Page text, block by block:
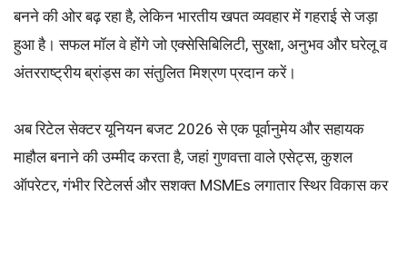
बनने की ओर बढ़ रहा है, लेकिन भारतीय खपत व्यवहार में गहराई से जड़ा
हुआ है। सफल मॉल वे होंगे जो एक्सेसिबिलिटी, सुरक्षा, अनुभव और घरेलू व
अंतरराष्ट्रीय ब्रांड्स का संतुलित मिश्रण प्रदान करें।
अब रिटेल सेक्टर यूनियन बजट 2026 से एक पूर्वानुमेय और सहायक
माहौल बनाने की उम्मीद करता है, जहां गुणवत्ता वाले एसेट्स, कुशल
ऑपरेटर, गंभीर रिटेलर्स और सशक्त MSMEs लगातार स्थिर विकास कर